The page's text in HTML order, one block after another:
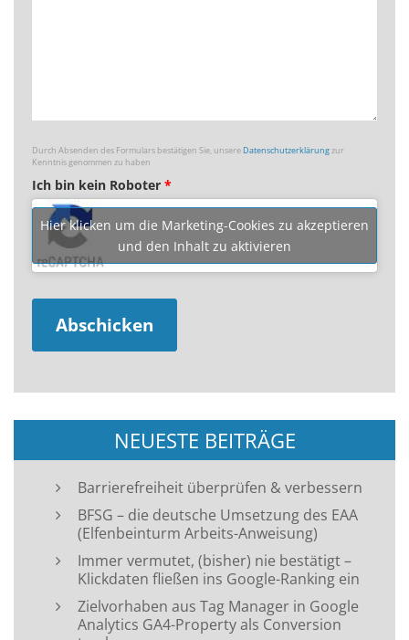
Durch Absenden des Formulars bestätigen Sie, unsereDatenschutzerklärungzur
Kenntnis genommen zu haben
Ich bin kein Roboter *
Hier klicken um die Marketing-Cookies zu akzeptieren
und den Inhalt zu aktivieren
NEUESTE BEITRÄGE
Barrierefreiheit überprüfen & verbessern
BFSG – die deutsche Umsetzung des EAA
(Elfenbeinturm Arbeits-Anweisung)
Immer vermutet, (bisher) nie bestätigt –
Klickdaten fließen ins Google-Ranking ein
Zielvorhaben aus Tag Manager in Google
Analytics GA4-Property als Conversion